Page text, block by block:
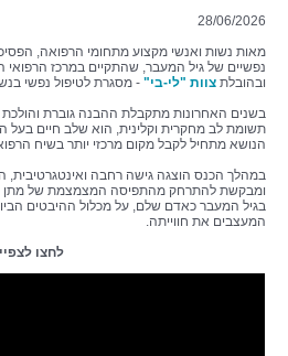
28/06/2026
מאות נשות ואנשי מקצוע מתחומי הרפואה,
נפשיים של גיל המעבר, שהתקיים במרכז הרפואי
ובהובלת צוות "לי-בי" - מסגרת לטיפול נפשי
בשנים האחרונות מתקבלת ההבנה גוברת
תשומת לב מחקרית וקלינית, הוא שלב חיים בעל
הנושא מתחיל לקבל מקום מרכזי יותר בשיח
במהלך הכנס הוצגה גישה רחבה ואינטגרטיבית,
ומבקשת להתרחק מהתפיסה המצמצמת של מתן
בגיל המעבר כאדם שלם, על מכלול ההיבטים
המעצבים את חווייתה.
לחצו